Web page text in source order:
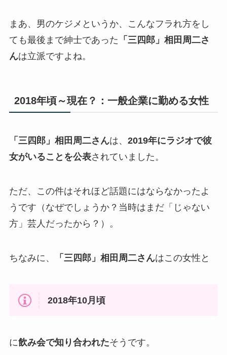
まあ、男のケジメというか、こんなフラれ方をし
ても最後まで紳士であった 「三四郎」相田周二さ
んは立派ですよね。
2018年頃～現在？：一般企業に勤める女性
「三四郎」相田周二さんは、 2019年にラジオで彼
女がいることを公表されていました。
ただ、この件はそれほど話題にはならなかったよ
うです（なぜでしょうか？当時はまだ「じゃない
方」芸人だったから？）。
ちなみに、 「三四郎」相田周二さんはこの女性と
2018年10月頃
に飲み会で知り合われたそうです。